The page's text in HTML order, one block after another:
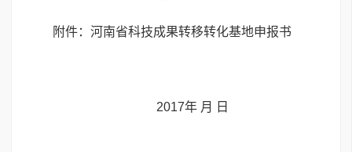
附件：河南省科技成果转移转化基地申报书
2017年 月 日